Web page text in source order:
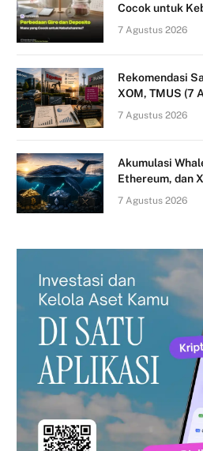
Cocok untuk
7 Agustus 2026
Rekomendasi
XOM, TMUS (7
7 Agustus 2026
Akumulasi
Ethereum, dan
7 Agustus 2026